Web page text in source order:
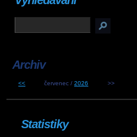
Archiv
<< červenec /2026 >>
Statistiky